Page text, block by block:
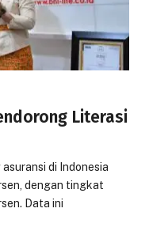
Literasi
di Indonesia
dengan tingkat
Data ini